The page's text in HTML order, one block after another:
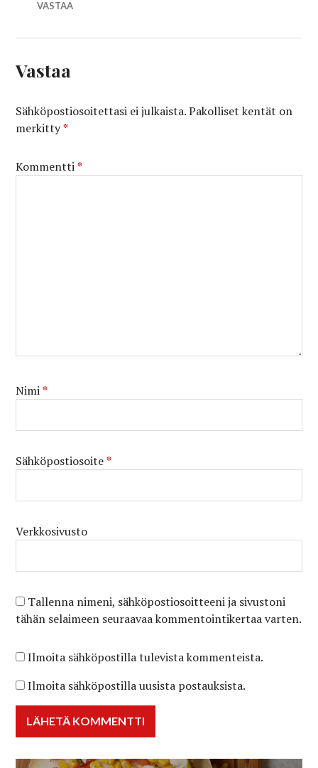
VASTAA
Vastaa
Sähköpostiosoitettasi ei julkaista. Pakolliset kentät on
merkitty*
Kommentti*
Nimi*
Sähköpostiosoite*
Verkkosivusto
Tallenna nimeni, sähköpostiosoitteeni ja sivustoni
tähän selaimeen seuraavaa kommentointikertaa varten.
Ilmoita sähköpostilla tulevista kommenteista.
Ilmoita sähköpostilla uusista postauksista.